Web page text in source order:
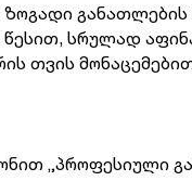
სრულად
თვის
„პროფესიული